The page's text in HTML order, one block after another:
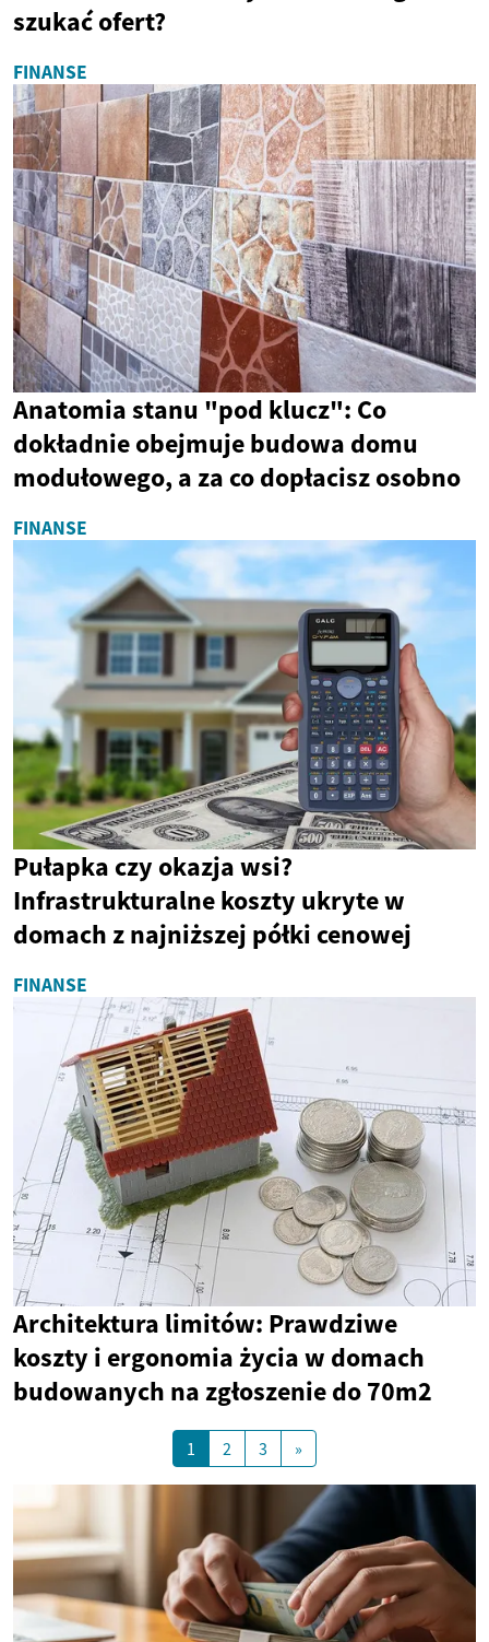
szukać ofert?
FINANSE
Anatomia stanu "pod klucz": Co
dokładnie obejmuje budowa domu
modułowego, a za co dopłacisz osobno
FINANSE
Pułapka czy okazja wsi?
Infrastrukturalne koszty ukryte w
domach z najniższej półki cenowej
FINANSE
Architektura limitów: Prawdziwe
koszty i ergonomia życia w domach
budowanych na zgłoszenie do 70m2
1 2 3 »